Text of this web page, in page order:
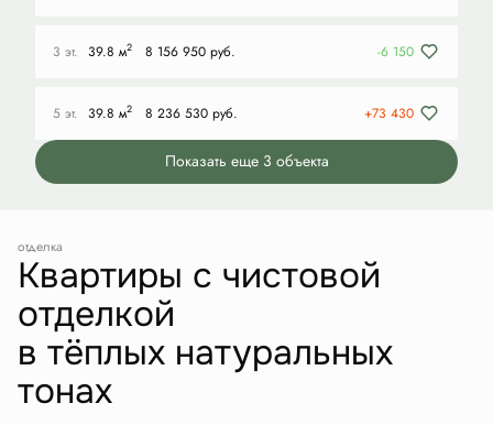
3 эт. 39.8 м2 8 156 950 руб. -6 150
5 эт. 39.8 м2 8 236 530 руб. +73 430
Показать еще 3 объектa
отделка
Квартиры с чистовой
отделкой
в тёплых натуральных
тонах